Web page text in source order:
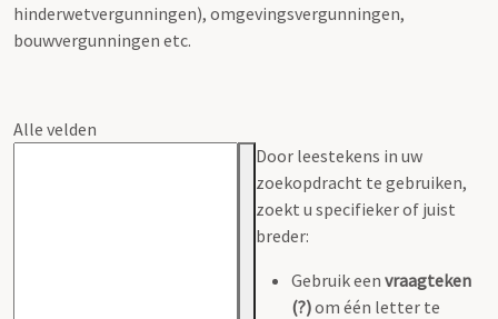
hinderwetvergunningen), omgevingsvergunningen,
bouwvergunningen etc.
Alle velden
Door leestekens in uw
zoekopdracht te gebruiken,
zoekt u specifieker of juist
breder:
Gebruik een vraagteken
(?)om één letter te